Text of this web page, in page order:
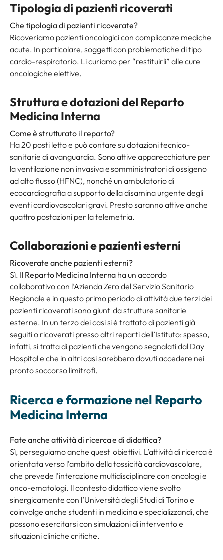
Tipologia di pazienti ricoverati
Che tipologia di pazienti ricoverate?
Ricoveriamo pazienti oncologici con complicanze mediche
acute. In particolare, soggetti con problematiche di tipo
cardio-respiratorio. Li curiamo per “restituirli” alle cure
oncologiche elettive.
Struttura e dotazioni del Reparto
Medicina Interna
Come è strutturato il reparto?
Ha 20 posti letto e può contare su dotazioni tecnico-
sanitarie di avanguardia. Sono attive apparecchiature per
la ventilazione non invasiva e somministratori di ossigeno
ad alto flusso (HFNC), nonché un ambulatorio di
ecocardiografia a supporto della disamina urgente degli
eventi cardiovascolari gravi. Presto saranno attive anche
quattro postazioni per la telemetria.
Collaborazioni e pazienti esterni
Ricoverate anche pazienti esterni?
Sì. Il Reparto Medicina Interna ha un accordo
collaborativo con l’Azienda Zero del Servizio Sanitario
Regionale e in questo primo periodo di attività due terzi dei
pazienti ricoverati sono giunti da strutture sanitarie
esterne. In un terzo dei casi si è trattato di pazienti già
seguiti o ricoverati presso altri reparti dell’Istituto: spesso,
infatti, si tratta di pazienti che vengono segnalati dal Day
Hospital e che in altri casi sarebbero dovuti accedere nei
pronto soccorso limitrofi.
Ricerca e formazione nel Reparto
Medicina Interna
Fate anche attività di ricerca e di didattica?
Sì, perseguiamo anche questi obiettivi. L’attività di ricerca è
orientata verso l’ambito della tossicità cardiovascolare,
che prevede l’interazione multidisciplinare con oncologi e
onco-ematologi. Il contesto didattico viene svolto
sinergicamente con l’Università degli Studi di Torino e
coinvolge anche studenti in medicina e specializzandi, che
possono esercitarsi con simulazioni di intervento e
situazioni cliniche critiche.